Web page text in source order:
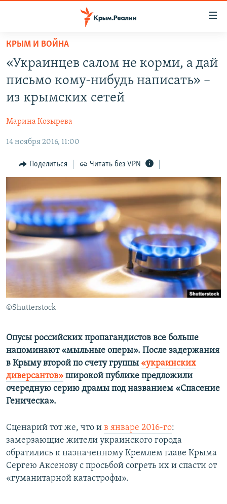
Вернуться
основному
содержанию
главной
навигации
Вернутся
поиску
СПЕЦПРОЕКТЫ
11 ЛЕТ ОККУПАЦИИ КРЫМА. 11 ИСТОРИЙ СОПРОТИВЛЕНИЯ
ЕЩЕ
ИНТЕРАКТИВ
ИНФОГРАФИКА
СОВЕТЫ ПРАВОЗАЩИТНИКОВ
ПРОПАВШИЕ БЕЗ ВЕСТИ
ПОБЕДИТЕЛЕЙ НЕ СУДЯТ?
КРЫМ.НЕПОКОРЕННЫЙ
УКРАИНСКАЯ ПРОБЛЕМА КРЫМА
РАДІО СВОБОДА
КАК ОБОЙТИ БЛОКИРОВКУ
Українською
Qırımtatar
ПРИСОЕДИНЯЙТЕСЬ!
Все сайты RFE/RL
КРЫМ И ВОЙНА
«Украинцев салом не корми, а дай
письмо кому-нибудь написать» –
из крымских сетей
Марина Козырева
14 ноября 2016, 11:00
Поделиться Читать без VPN
©Shutterstock
Опусы российских пропагандистов все больше
напоминают «мыльные оперы». После задержания
в Крыму второй по счету группы «украинских
диверсантов» широкой публике предложили
очередную серию драмы под названием «Спасение
Геническа».
Сценарий тот же, что и в январе 2016-го:
замерзающие жители украинского города
обратились к назначенному Кремлем главе Крыма
Сергею Аксенову с просьбой согреть их и спасти от
«гуманитарной катастрофы».